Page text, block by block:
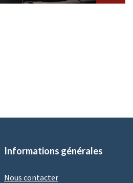
Informations générales
Nous contacter